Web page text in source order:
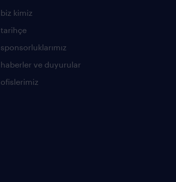
biz kimiz
tarihçe
sponsorluklarımız
haberler ve duyurular
ofislerimiz